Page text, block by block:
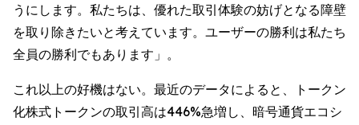
うにします。私たちは、優れた取引体験の妨げとなる障壁
を取り除きたいと考えています。ユーザーの勝利は私たち
全員の勝利でもあります」。
これ以上の好機はない。最近のデータによると、トークン
化株式トークンの取引高は446%急増し、暗号通貨エコシ